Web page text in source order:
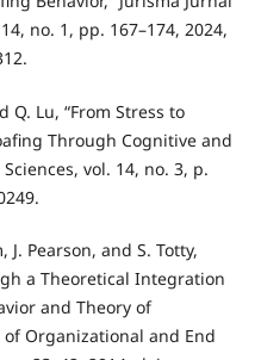
no. 1, pp. 167–174, 2024,
Q. Lu, “From Stress to
Through Cognitive and
vol. 14, no. 3, p.
J. Pearson, and S. Totty,
a Theoretical Integration
and Theory of
of Organizational and End